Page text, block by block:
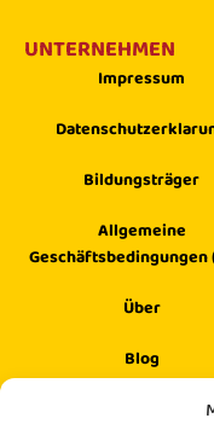
UNTERNEHMEN
Impressum
Bildungsträger
Allgemeine
Geschäftsbedingungen
Über
Blog